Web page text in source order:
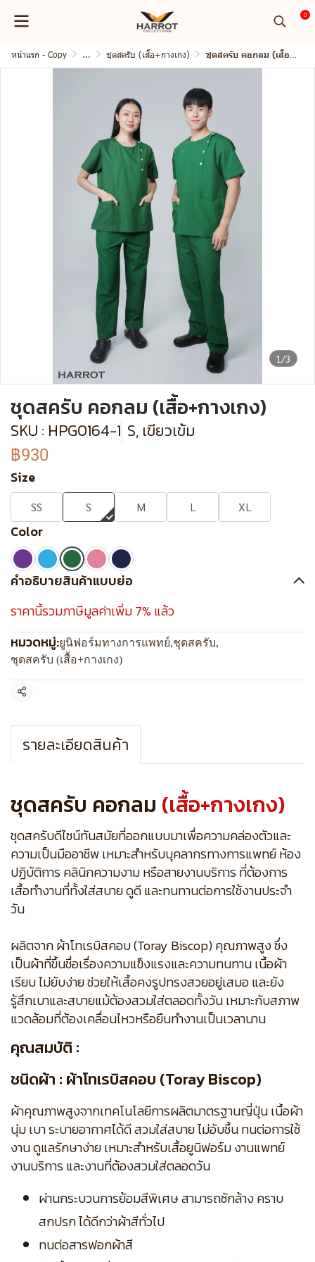
0
หน้าแรก - Copy ... ชุดสครับ (เสื้อ+กางเกง) ชุดสครับ คอกลม (เสื้อ+กางเกง)
1/3
ชุดสครับ คอกลม (เสื้อ+กางเกง)
SKU : HPG0164-1 S, เขียวเข้ม
฿930
Size
SS S M L XL
Color
คำอธิบายสินค้าแบบย่อ
ราคานี้รวมภาษีมูลค่าเพิ่ม 7% แล้ว
หมวดหมู่:ยูนิฟอร์มทางการแพทย์,ชุดสครับ,
ชุดสครับ (เสื้อ+กางเกง)
แชร์
รายละเอียดสินค้า
ชุดสครับ คอกลม (เสื้อ+กางเกง)
ชุดสครับดีไซน์ทันสมัยที่ออกแบบมาเพื่อความคล่องตัวและ
ความเป็นมืออาชีพ เหมาะสำหรับบุคลากรทางการแพทย์ ห้อง
ปฏิบัติการ คลินิกความงาม หรือสายงานบริการ ที่ต้องการ
เสื้อทำงานที่ทั้งใส่สบาย ดูดี และทนทานต่อการใช้งานประจำ
วัน
ผลิตจาก ผ้าโทเรบิสคอบ (Toray Biscop) คุณภาพสูง ซึ่ง
เป็นผ้าที่ขึ้นชื่อเรื่องความแข็งแรงและความทนทาน เนื้อผ้า
เรียบ ไม่ยับง่าย ช่วยให้เสื้อคงรูปทรงสวยอยู่เสมอ และยัง
รู้สึกเบาและสบายแม้ต้องสวมใส่ตลอดทั้งวัน เหมาะกับสภาพ
แวดล้อมที่ต้องเคลื่อนไหวหรือยืนทำงานเป็นเวลานาน
คุณสมบัติ :
ชนิดผ้า : ผ้าโทเรบิสคอบ (Toray Biscop)
ผ้าคุณภาพสูงจากเทคโนโลยีการผลิตมาตรฐานญี่ปุ่น เนื้อผ้า
นุ่ม เบา ระบายอากาศได้ดี สวมใส่สบาย ไม่อับชื้น ทนต่อการใช้
งาน ดูแลรักษาง่าย เหมาะสำหรับเสื้อยูนิฟอร์ม งานแพทย์
งานบริการ และงานที่ต้องสวมใส่ตลอดวัน
ผ่านกระบวนการย้อมสีพิเศษ สามารถซักล้าง คราบ
สกปรก ได้ดีกว่าผ้าสีทั่วไป
ทนต่อสารฟอกผ้าสี